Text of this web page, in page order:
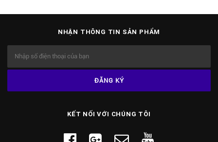
NHẬN THÔNG TIN SẢN PHẨM
KẾT NỐI VỚI CHÚNG TÔI